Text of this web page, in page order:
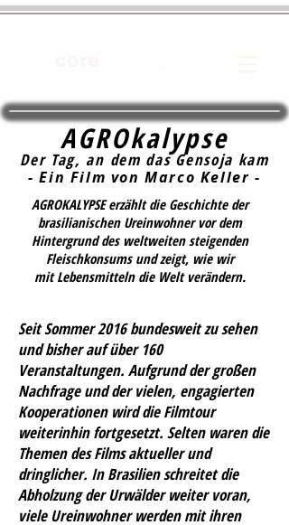
AGROkalypse
Der Tag, an dem das Gensoja kam
- Ein Film von Marco Keller -
AGROKALYPSE erzählt die Geschichte der
brasilianischen Ureinwohner vor dem
Hintergrund des weltweiten steigenden
Fleischkonsums und zeigt, wie wir
mit Lebensmitteln die Welt verändern.
Seit Sommer 2016 bundesweit zu sehen
und bisher auf über 160
Veranstaltungen. Aufgrund der großen
Nachfrage und der vielen, engagierten
Kooperationen wird die Filmtour
weiterinhin fortgesetzt. Selten waren die
Themen des Films aktueller und
dringlicher. In Brasilien schreitet die
Abholzung der Urwälder weiter voran,
viele Ureinwohner werden mit ihren